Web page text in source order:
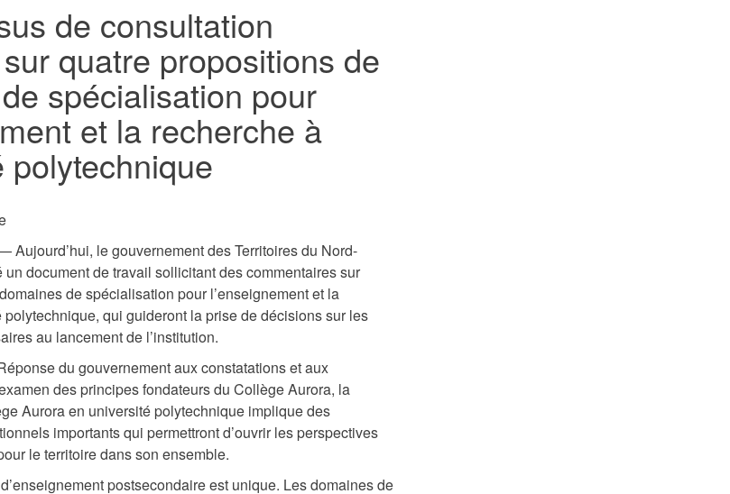
de consultation
quatre propositions de
spécialisation pour
et la recherche à
polytechnique
Aujourd’hui, le gouvernement des Territoires du Nord-
un document de travail sollicitant des commentaires sur
de spécialisation pour l’enseignement et la
polytechnique, qui guideront la prise de décisions sur les
au lancement de l’institution.
du gouvernement aux constatations et aux
des principes fondateurs du Collège Aurora, la
Aurora en université polytechnique implique des
importants qui permettront d’ouvrir les perspectives
le territoire dans son ensemble.
postsecondaire est unique. Les domaines de